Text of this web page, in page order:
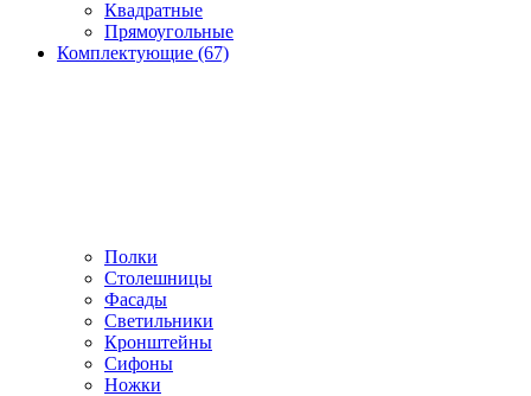
Квадратные
Прямоугольные
Комплектующие (67)
Полки
Столешницы
Фасады
Светильники
Кронштейны
Сифоны
Ножки